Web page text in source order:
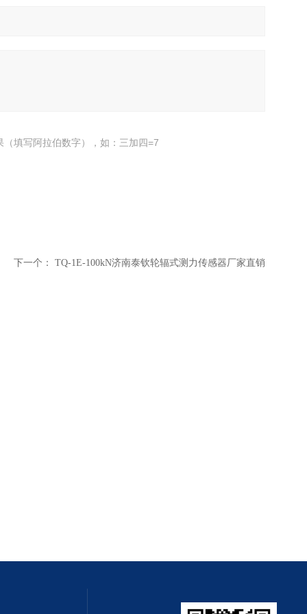
（填写阿拉伯数字），如：三加四=7
下一个： TQ-1E-100kN济南泰钦轮辐式测力传感器厂家直销